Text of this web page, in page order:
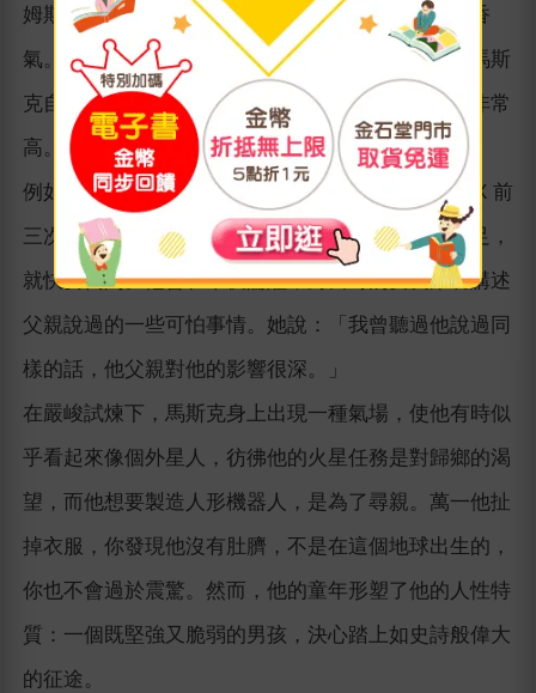
姆斯說道：「我想他不知道如何放鬆、聞聞花朵的香
氣。他兒時就被制約了，認為人生就是痛苦的。」馬斯
克自己也說：「苦難塑造了我，我的痛苦閾值變得非常
高。」
例如2008 年，他來到人生谷底，諸事不順。SpaceX 前
三次火箭發射任務都以失敗收場，特斯拉則資金不足，
就快要倒閉。他會在半夜驚醒，對當時的女友萊莉講述
父親說過的一些可怕事情。她說：「我曾聽過他說過同
樣的話，他父親對他的影響很深。」
在嚴峻試煉下，馬斯克身上出現一種氣場，使他有時似
乎看起來像個外星人，彷彿他的火星任務是對歸鄉的渴
望，而他想要製造人形機器人，是為了尋親。萬一他扯
掉衣服，你發現他沒有肚臍，不是在這個地球出生的，
你也不會過於震驚。然而，他的童年形塑了他的人性特
質：一個既堅強又脆弱的男孩，決心踏上如史詩般偉大
的征途。